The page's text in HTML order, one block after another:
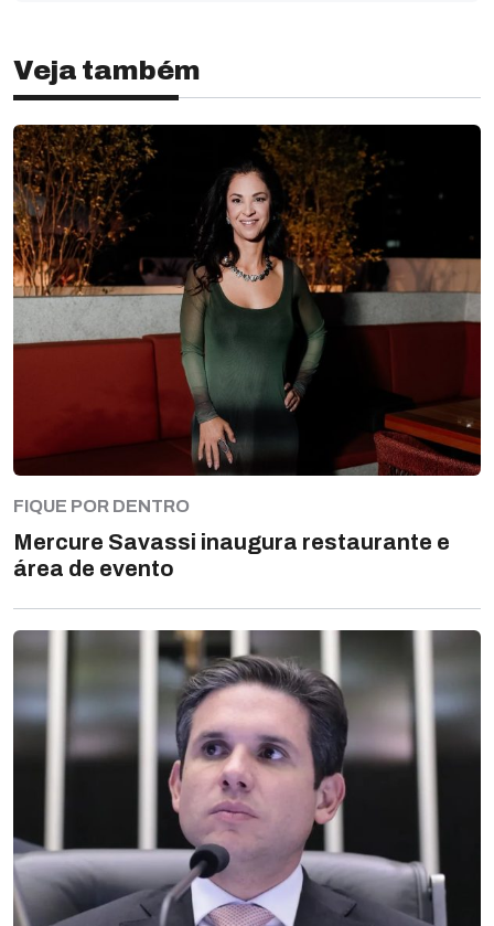
Veja também
FIQUE POR DENTRO
Mercure Savassi inaugura restaurante e
área de evento